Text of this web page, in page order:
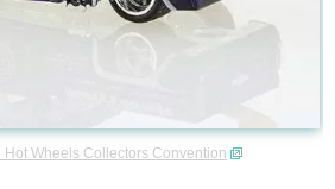
Hot Wheels Collectors Convention